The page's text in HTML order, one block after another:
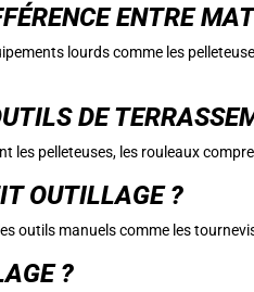
ENTRE
lourds comme les
DE
les pelleteuses, les rouleaux
OUTILLAGE ?
outils manuels comme les
?